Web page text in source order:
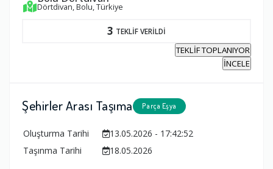
Dörtdivan, Bolu, Türkiye
3 TEKLİF VERİLDİ
TEKLİF TOPLANIYOR
İNCELE
Şehirler Arası Taşıma Parça Eşya
Oluşturma Tarihi
13.05.2026 - 17:42:52
Taşınma Tarihi
18.05.2026